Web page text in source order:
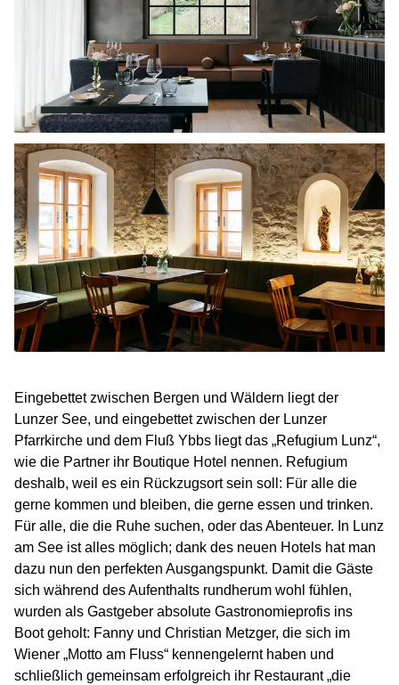
Eingebettet zwischen Bergen und Wäldern liegt der
Lunzer See, und eingebettet zwischen der Lunzer
Pfarrkirche und dem Fluß Ybbs liegt das „Refugium Lunz“,
wie die Partner ihr Boutique Hotel nennen. Refugium
deshalb, weil es ein Rückzugsort sein soll: Für alle die
gerne kommen und bleiben, die gerne essen und trinken.
Für alle, die die Ruhe suchen, oder das Abenteuer. In Lunz
am See ist alles möglich; dank des neuen Hotels hat man
dazu nun den perfekten Ausgangspunkt. Damit die Gäste
sich während des Aufenthalts rundherum wohl fühlen,
wurden als Gastgeber absolute Gastronomieprofis ins
Boot geholt: Fanny und Christian Metzger, die sich im
Wiener „Motto am Fluss“ kennengelernt haben und
schließlich gemeinsam erfolgreich ihr Restaurant „die